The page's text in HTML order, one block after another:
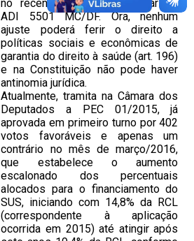
no recente julgamento liminar da
ADI 5501 MC/DF. Ora, nenhum
ajuste poderá ferir o direito a
políticas sociais e econômicas de
garantia do direito à saúde (art. 196)
e na Constituição não pode haver
antinomia jurídica.
Atualmente, tramita na Câmara dos
Deputados a PEC 01/2015, já
aprovada em primeiro turno por 402
votos favoráveis e apenas um
contrário no mês de março/2016,
que estabelece o aumento
escalonado dos percentuais
alocados para o financiamento do
SUS, iniciando com 14,8% da RCL
(correspondente à aplicação
ocorrida em 2015) até atingir após